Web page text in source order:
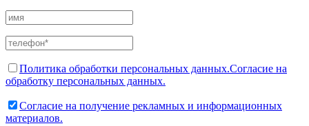
Политика обработки персональных данных.Согласие на
обработку персональных данных.
Согласие на получение рекламных и информационных
материалов.